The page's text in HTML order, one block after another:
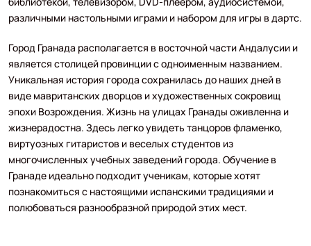
различными настольными играми и набором для игры в дартс.
Город Гранада располагается в восточной части Андалусии и
является столицей провинции с одноименным названием.
Уникальная история города сохранилась до наших дней в
виде мавританских дворцов и художественных сокровищ
эпохи Возрождения. Жизнь на улицах Гранады оживленна и
жизнерадостна. Здесь легко увидеть танцоров фламенко,
виртуозных гитаристов и веселых студентов из
многочисленных учебных заведений города. Обучение в
Гранаде идеально подходит ученикам, которые хотят
познакомиться с настоящими испанскими традициями и
полюбоваться разнообразной природой этих мест.